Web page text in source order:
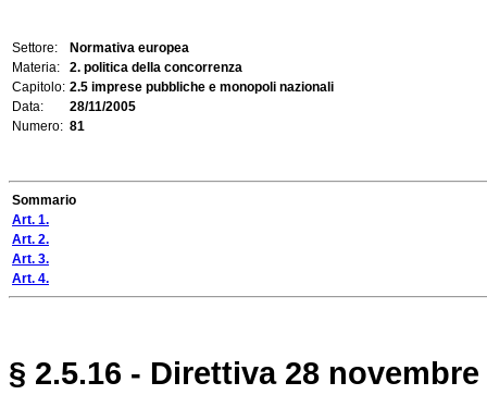
Settore:
Normativa europea
Materia:
2. politica della concorrenza
Capitolo: 2.5 imprese pubbliche e monopoli nazionali
Data:
28/11/2005
Numero: 81
Sommario
Art. 1.
Art. 2.
Art. 3.
Art. 4.
§ 2.5.16 - Direttiva 28 novembre